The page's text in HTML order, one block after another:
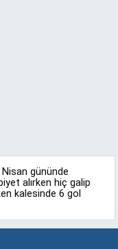
Nisan gününde
alırken hiç galip
kalesinde 6 gol